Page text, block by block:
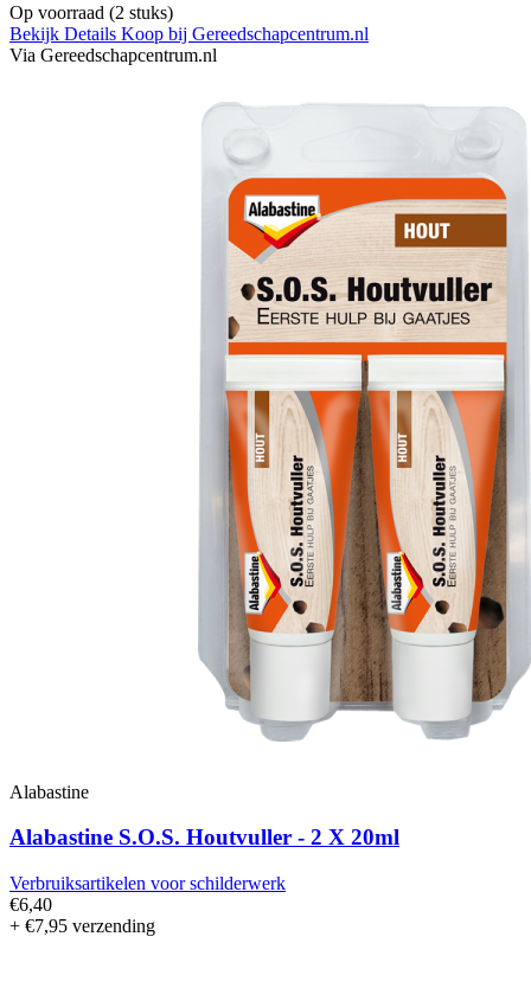
Op voorraad (2 stuks)
Bekijk Details Koop bij Gereedschapcentrum.nl
Via Gereedschapcentrum.nl
Alabastine
Alabastine S.O.S. Houtvuller - 2 X 20ml
Verbruiksartikelen voor schilderwerk
€6,40
+ €7,95 verzending